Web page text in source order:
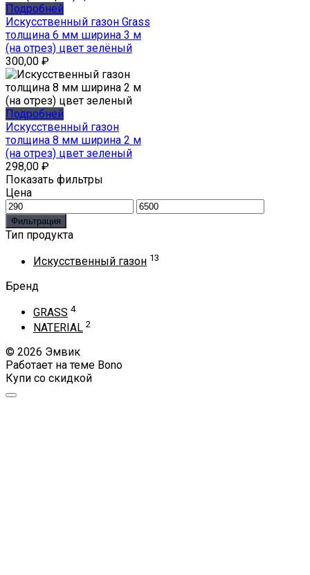
Подробней
Искусственный газон Grass
толщина 6 мм ширина 3 м
(на отрез) цвет зелёный
300,00 ₽
Подробней
Искусственный газон
толщина 8 мм ширина 2 м
(на отрез) цвет зеленый
298,00 ₽
Показать фильтры
Цена
Минимальная
цена
Максимальная
Фильтрация
Тип продукта
Искусственный газон 13
Бренд
GRASS 4
NATERIAL 2
© 2026 Эмвик
Работает на теме Bono
Купи со скидкой